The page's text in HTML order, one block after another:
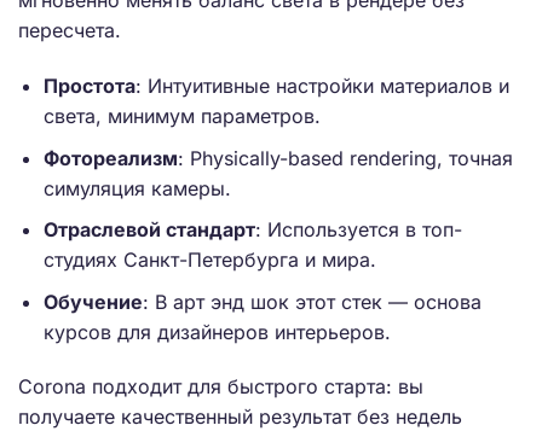
пересчета.
Простота: Интуитивные настройки материалов и
света, минимум параметров.
Фотореализм: Physically-based rendering, точная
симуляция камеры.
Отраслевой стандарт: Используется в топ-
студиях Санкт-Петербурга и мира.
Обучение: В арт энд шок этот стек — основа
курсов для дизайнеров интерьеров.
Corona подходит для быстрого старта: вы
получаете качественный результат без недель